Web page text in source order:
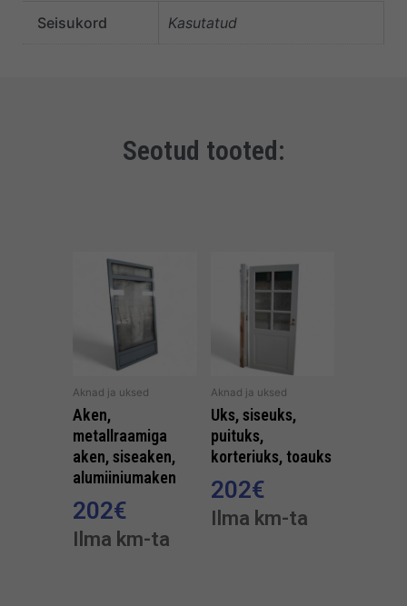
Seisukord Kasutatud
Seotud tooted:
Aknad ja uksed
Aken,
metallraamiga
aken, siseaken,
alumiiniumaken
202€
Ilma km-ta
Aknad ja uksed
Uks, siseuks,
puituks,
korteriuks, toauks
202€
Ilma km-ta